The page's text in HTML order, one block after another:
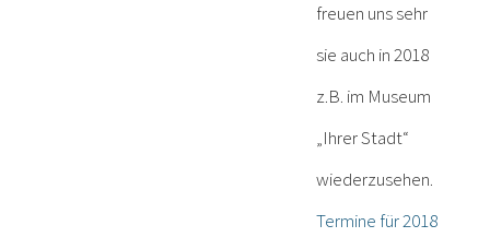
freuen uns sehr
sie auch in 2018
z.B. im Museum
„Ihrer Stadt“
wiederzusehen.
Termine für 2018